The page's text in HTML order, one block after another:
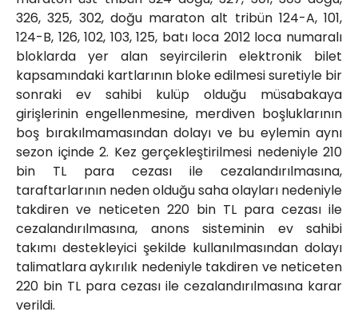
326, 325, 302, doğu maraton alt tribün 124-A, 101,
124-B, 126, 102, 103, 125, batı loca 2012 loca numaralı
bloklarda yer alan seyircilerin elektronik bilet
kapsamındaki kartlarının bloke edilmesi suretiyle bir
sonraki ev sahibi kulüp olduğu müsabakaya
girişlerinin engellenmesine, merdiven boşluklarının
boş bırakılmamasından dolayı ve bu eylemin aynı
sezon içinde 2. Kez gerçekleştirilmesi nedeniyle 210
bin TL para cezası ile cezalandırılmasına,
taraftarlarının neden olduğu saha olayları nedeniyle
takdiren ve neticeten 220 bin TL para cezası ile
cezalandırılmasına, anons sisteminin ev sahibi
takımı destekleyici şekilde kullanılmasından dolayı
talimatlara aykırılık nedeniyle takdiren ve neticeten
220 bin TL para cezası ile cezalandırılmasına karar
verildi.